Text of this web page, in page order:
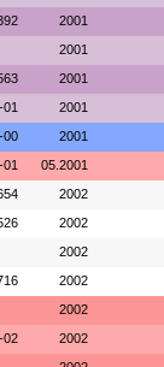
2001
2001
2001
2001
00 2001
05.2001
2002
2002
2002
2002
2002
02 2002